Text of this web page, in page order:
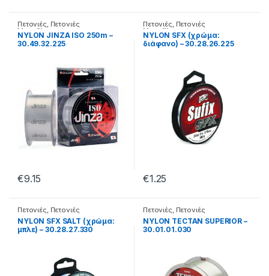
Πετονιές, Πετονιές
Monofilament
NYLON JINZA ISO 250m –
30.49.32.225
€9.15
Πετονιές, Πετονιές
Monofilament
NYLON SFX (χρώμα:
διάφανο) – 30.28.26.225
€1.25
Πετονιές, Πετονιές
Monofilament
NYLON SFX SALT (χρώμα:
μπλε) – 30.28.27.330
Πετονιές, Πετονιές
Monofilament
NYLON TECTAN SUPERIOR –
30.01.01.030